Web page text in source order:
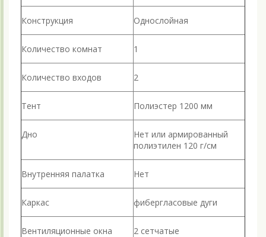
Конструкция Однослойная
Количество комнат 1
Количество входов 2
Тент Полиэстер 1200 мм
Дно
Нет или армированный
полиэтилен 120 г/см
Внутренняя палатка Нет
Каркас фибергласовые дуги
Вентиляционные окна 2 сетчатые